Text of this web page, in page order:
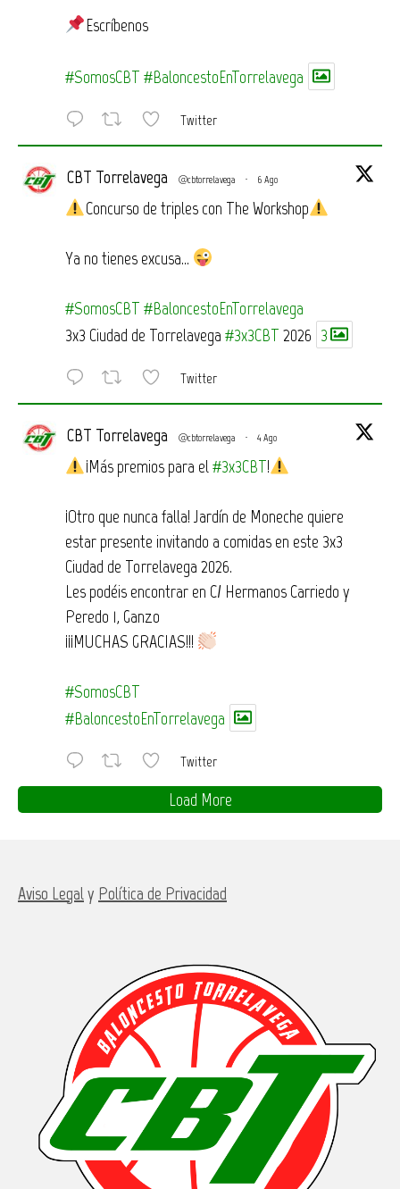
Escríbenos
#SomosCBT #BaloncestoEnTorrelavega
Twitter
CBT Torrelavega @cbtorrelavega · 6 Ago
Concurso de triples con The Workshop
Ya no tienes excusa…
#SomosCBT #BaloncestoEnTorrelavega
3x3 Ciudad de Torrelavega #3x3CBT 2026 3
Twitter
CBT Torrelavega @cbtorrelavega · 4 Ago
¡Más premios para el#3x3CBT!
¡Otro que nunca falla! Jardín de Moneche quiere
estar presente invitando a comidas en este 3x3
Ciudad de Torrelavega 2026.
Les podéis encontrar en C/ Hermanos Carriedo y
Peredo 1, Ganzo
¡¡¡MUCHAS GRACIAS!!!
#SomosCBT
#BaloncestoEnTorrelavega
Twitter
Load More
Aviso Legaly Política de Privacidad